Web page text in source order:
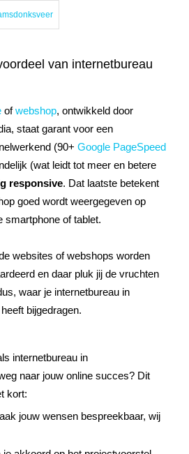
van internetbureau
ofwebshop, ontwikkeld door
staat garant voor een
(90+ Google PageSpeed
(wat leidt tot meer en betere
responsive. Dat laatste betekent
goed wordt weergegeven op
smartphone of tablet.
websites of webshops worden
en daar pluk jij de vruchten
waar je internetbureau in
bijgedragen.
internetbureau in
naar jouw online succes? Dit
kort:
jouw wensen bespreekbaar, wij